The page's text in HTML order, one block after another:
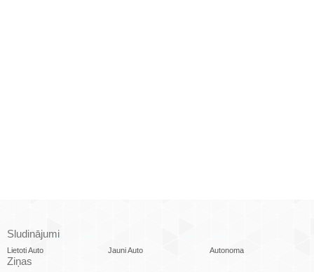
Sludinājumi
Lietoti Auto Jauni Auto Autonoma
Ziņas